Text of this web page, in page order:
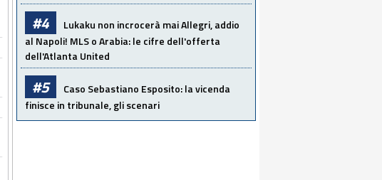
#4
Lukaku non incrocerà mai Allegri, addio
al Napoli! MLS o Arabia: le cifre dell'offerta
dell'Atlanta United
#5
Caso Sebastiano Esposito: la vicenda
finisce in tribunale, gli scenari